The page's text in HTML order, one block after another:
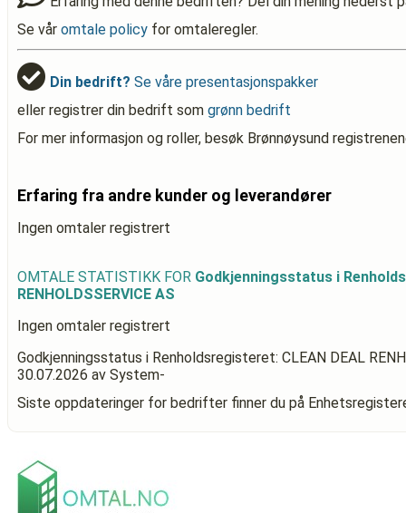
Se vår omtale policy for omtaleregler.
Din bedrift? Se våre presentasjonspakker
eller registrer din bedrift som grønn bedrift
For mer informasjon og roller, besøk Brønnøysund
Erfaring fra andre kunder og leverandører
Ingen omtaler registrert
OMTALE STATISTIKK FOR Godkjenningsstatus i
RENHOLDSSERVICE AS
Ingen omtaler registrert
Godkjenningsstatus i Renholdsregisteret: CLEAN DEAL
30.07.2026 av System-
Siste oppdateringer for bedrifter finner du på